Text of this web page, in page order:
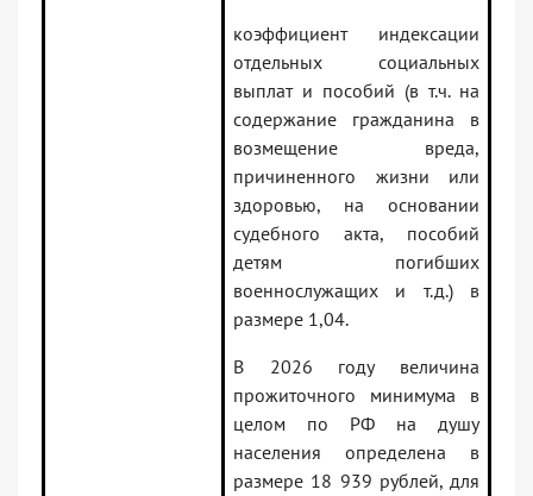
коэффициент индексации
отдельных социальных
выплат и пособий (в т.ч. на
содержание гражданина в
возмещение вреда,
причиненного жизни или
здоровью, на основании
судебного акта, пособий
детям погибших
военнослужащих и т.д.) в
размере 1,04.
В 2026 году величина
прожиточного минимума в
целом по РФ на душу
населения определена в
размере 18 939 рублей, для